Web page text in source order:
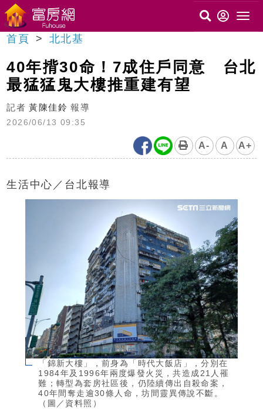
首頁 北北基
40年揹30命！7成住戶同意 台北
最猛猛鬼大樓推重建有望
記者 黃陳佳鈴 報導
2026/06/13 09:35
A- A A+
生活中心／台北報導
「錦新大樓」，前身為「時代大飯店」，分別在
1984年及1996年兩度爆發火災，共造成21人罹
難；轉型為套房社區後，仍陸續傳出自殺命案，
40年間奪走逾30條人命，坊間靈異傳說不斷。
（圖／資料照）